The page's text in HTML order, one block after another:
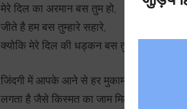
मेरे दिल का अरमान बस तुम हो,
जीते है हम बस तुम्हारे सहारे,
क्योकि मेरे दिल की धड्कन बस तुम हो.
जिंदगी में आपके आने से हर मुकाम मिला है हमको,
लगता है जैसे किस्मत का जाम मिला है हमको,